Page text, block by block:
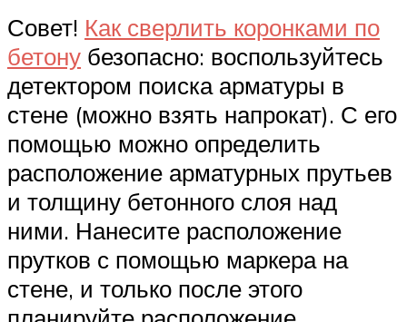
Совет! Как сверлить коронками по
бетону безопасно: воспользуйтесь
детектором поиска арматуры в
стене (можно взять напрокат). С его
помощью можно определить
расположение арматурных прутьев
и толщину бетонного слоя над
ними. Нанесите расположение
прутков с помощью маркера на
стене, и только после этого